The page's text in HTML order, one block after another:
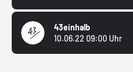
43einhalb
10.06.22 09:00 Uhr